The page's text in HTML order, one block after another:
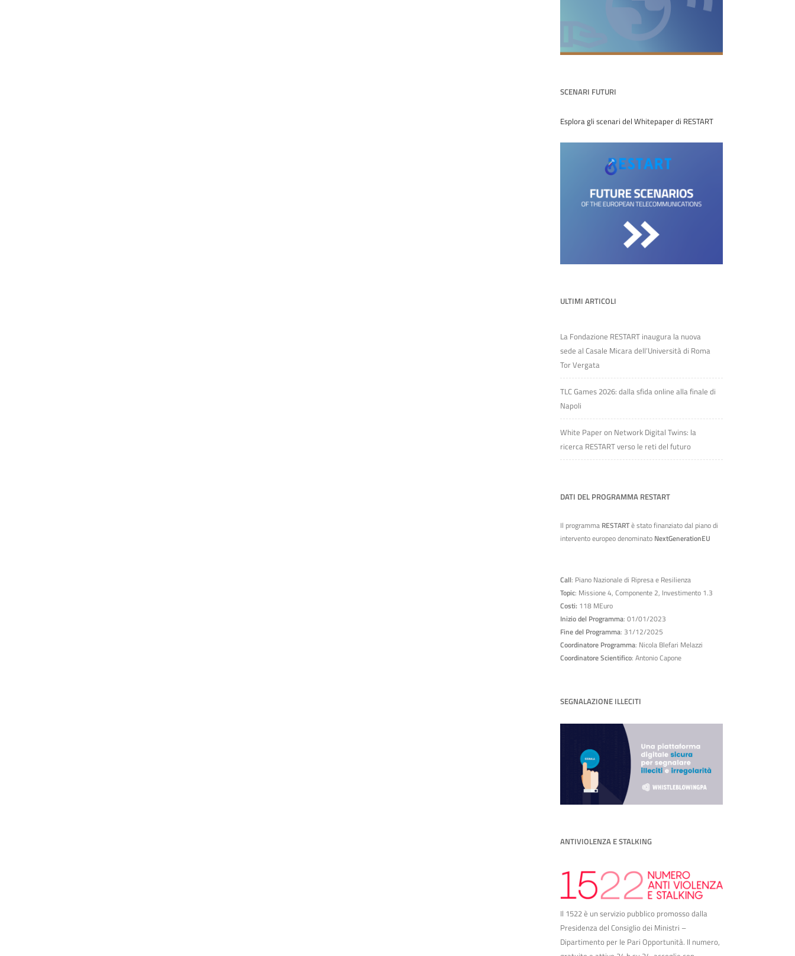
SCENARI FUTURI
Esplora gli scenari del Whitepaper di RESTART
ULTIMI ARTICOLI
La Fondazione RESTART inaugura la nuova
sede al Casale Micara dell’Università di Roma
Tor Vergata
TLC Games 2026: dalla sfida online alla finale di
Napoli
White Paper on Network Digital Twins: la
ricerca RESTART verso le reti del futuro
DATI DEL PROGRAMMA RESTART
Il programma RESTARTè stato finanziato dal piano di
intervento europeo denominato NextGenerationEU
Call: Piano Nazionale di Ripresa e Resilienza
Topic: Missione 4, Componente 2, Investimento 1.3
Costi: 118 MEuro
Inizio del Programma: 01/01/2023
Fine del Programma: 31/12/2025
Coordinatore Programma: Nicola Blefari Melazzi
Coordinatore Scientifico: Antonio Capone
SEGNALAZIONE ILLECITI
ANTIVIOLENZA E STALKING
Il 1522 è un servizio pubblico promosso dalla
Presidenza del Consiglio dei Ministri –
Dipartimento per le Pari Opportunità. Il numero,